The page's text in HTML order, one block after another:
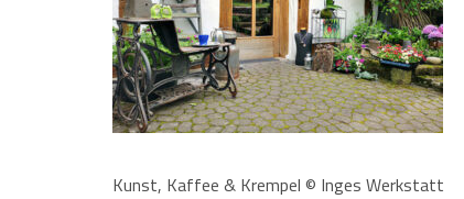
Kunst, Kaffee & Krempel © Inges Werkstatt